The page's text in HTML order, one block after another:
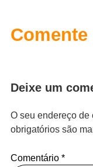
Deixe um
O seu endereço de
obrigatórios são
Comentário *